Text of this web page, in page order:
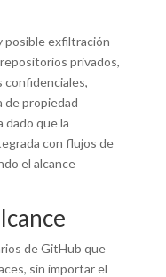
posible exfiltración
privados,
confidenciales,
de propiedad
dado que la
con flujos de
el alcance
de GitHub que
sin importar el